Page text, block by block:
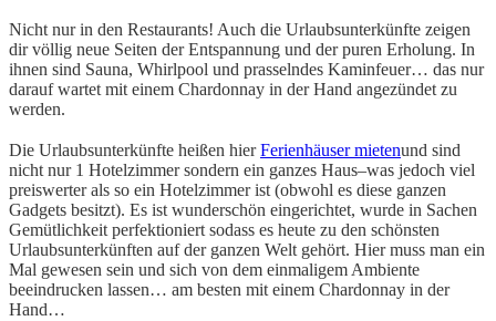
Nicht nur in den Restaurants! Auch die Urlaubsunterkünfte zeigen
dir völlig neue Seiten der Entspannung und der puren Erholung. In
ihnen sind Sauna, Whirlpool und prasselndes Kaminfeuer… das nur
darauf wartet mit einem Chardonnay in der Hand angezündet zu
werden.
Die Urlaubsunterkünfte heißen hierFerienhäuser mietenund sind
nicht nur 1 Hotelzimmer sondern ein ganzes Haus–was jedoch viel
preiswerter als so ein Hotelzimmer ist (obwohl es diese ganzen
Gadgets besitzt). Es ist wunderschön eingerichtet, wurde in Sachen
Gemütlichkeit perfektioniert sodass es heute zu den schönsten
Urlaubsunterkünften auf der ganzen Welt gehört. Hier muss man ein
Mal gewesen sein und sich von dem einmaligem Ambiente
beeindrucken lassen… am besten mit einem Chardonnay in der
Hand…